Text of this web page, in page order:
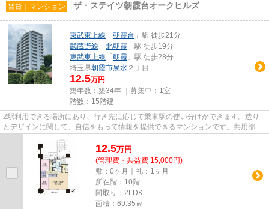
賃貸｜マンション ザ・ステイツ朝霞台オークヒルズ
東武東上線 「 朝霞台 」駅 徒歩21分
武蔵野線 「 北朝霞 」駅 徒歩19分
東武東上線 「 朝霞 」駅 徒歩28分
埼玉県朝霞市泉水 ２丁目
12.5万円
築年数：築34年 ｜募集中： 1室
階数：15階建
2駅利用できる場所にあり、行き先に応じて乗車駅の使い分けができます。造り
とデザインに関して、自信をもって情報を提供できるマンションです。共用部に
12.5万円
(管理費・共益費 15,000円)
敷：0ヶ月｜礼：1ヶ月
所在階：10階
間取り：2LDK
面積：69.35㎡